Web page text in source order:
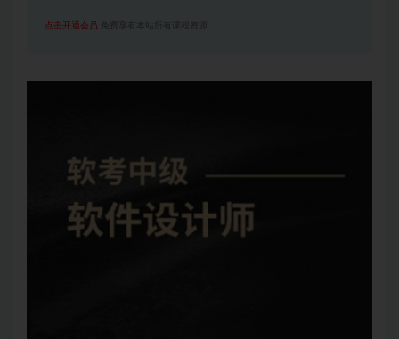
点击开通会员 免费享有本站所有课程资源